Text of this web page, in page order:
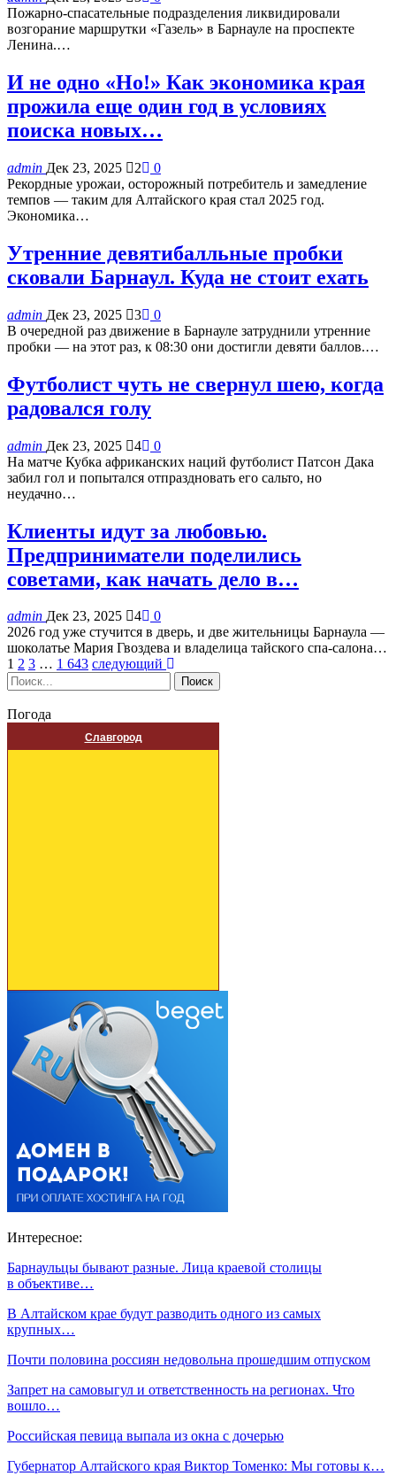
Пожарно-спасательные подразделения ликвидировали
возгорание маршрутки «Газель» в Барнауле на проспекте
Ленина.…
И не одно «Но!» Как экономика края
прожила еще один год в условиях
поиска новых…
admin Дек 23, 2025 2
0
Рекордные урожаи, осторожный потребитель и замедление
темпов — таким для Алтайского края стал 2025 год.
Экономика…
Утренние девятибалльные пробки
сковали Барнаул. Куда не стоит ехать
admin Дек 23, 2025 3
0
В очередной раз движение в Барнауле затруднили утренние
пробки — на этот раз, к 08:30 они достигли девяти баллов.…
Футболист чуть не свернул шею, когда
радовался голу
admin Дек 23, 2025 4
0
На матче Кубка африканских наций футболист Патсон Дака
забил гол и попытался отпраздновать его сальто, но
неудачно…
Клиенты идут за любовью.
Предприниматели поделились
советами, как начать дело в…
admin Дек 23, 2025 4
0
2026 год уже стучится в дверь, и две жительницы Барнаула —
шоколатье Мария Гвоздева и владелица тайского спа-салона…
1 2 3 … 1 643 следующий
Погода
Славгород
Интересное:
Барнаульцы бывают разные. Лица краевой столицы
в объективе…
В Алтайском крае будут разводить одного из самых
крупных…
Почти половина россиян недовольна прошедшим отпуском
Запрет на самовыгул и ответственность на регионах. Что
вошло…
Российская певица выпала из окна с дочерью
Губернатор Алтайского края Виктор Томенко: Мы готовы к…